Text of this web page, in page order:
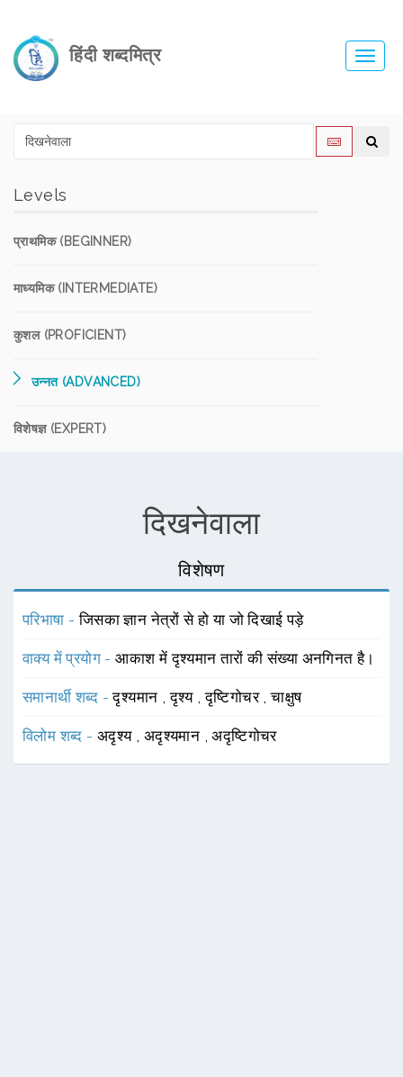
हिंदी शब्दमित्र
Levels
प्राथमिक (BEGINNER)
माध्यमिक (INTERMEDIATE)
कुशल (PROFICIENT)
उन्नत (ADVANCED)
विशेषज्ञ (EXPERT)
दिखनेवाला
विशेषण
परिभाषा -जिसका ज्ञान नेत्रों से हो या जो दिखाई पड़े
वाक्य में प्रयोग -आकाश में दृश्यमान तारों की संख्या अनगिनत है।
समानार्थी शब्द -दृश्यमान ,दृश्य ,दृष्टिगोचर ,चाक्षुष
विलोम शब्द - अदृश्य , अदृश्यमान ,अदृष्टिगोचर